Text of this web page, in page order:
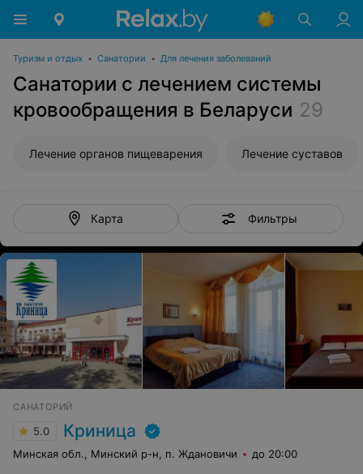
Туризм и отдых • Санатории • Для лечения заболеваний
Санатории с лечением системы
кровообращения в Беларуси 29
Лечение органов пищеварения Лечение суставов
Карта Фильтры
САНАТОРИЙ
5.0 Криница
Минская обл., Минский р-н, п. Ждановичи до 20:00